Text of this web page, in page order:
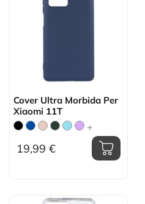
Cover Ultra Morbida Per
Xiaomi 11T
+
19,99 €